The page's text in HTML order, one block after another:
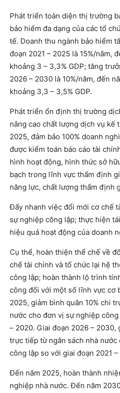
Phát triển toàn diện thị trường
bảo hiểm đa dạng của các tổ
tế. Doanh thu ngành bảo hiểm
đoạn 2021 – 2025 là 15%/năm,
khoảng 3 – 3,3% GDP; tăng
2026 – 2030 là 10%/năm, đến
khoảng 3,3 – 3,5% GDP.
Phát triển ổn định thị trường
nâng cao chất lượng dịch vụ kế
2025, đảm bảo 100% doanh
được kiểm toán báo cáo tài
hình hoạt động, hình thức sở
bạch trong lĩnh vực thẩm định
năng lực, chất lượng thẩm định
Đẩy nhanh việc đổi mới cơ chế
sự nghiệp công lập; thực hiện
hiệu quả hoạt động của doanh
Cụ thể, hoàn thiện thể chế về
chế tài chính và tổ chức lại hệ
công lập; hoàn thành lộ trình
công đối với một số lĩnh vực cơ
2025, giảm bình quân 10% chi
nước cho đơn vị sự nghiệp
– 2020. Giai đoạn 2026 – 2030,
trực tiếp từ ngân sách nhà
công lập so với giai đoạn 2021 –
Đến năm 2025, hoàn thành
nghiệp nhà nước. Đến năm